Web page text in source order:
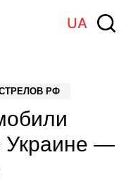
UA
РФ
Украине —